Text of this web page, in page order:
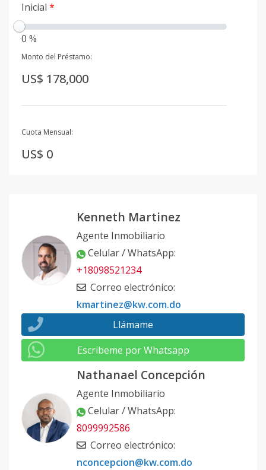
Inicial *
0 %
Monto del Préstamo:
US$ 178,000
Cuota Mensual:
US$ 0
Kenneth Martinez
Agente Inmobiliario
Celular / WhatsApp:
+18098521234
Correo electrónico:
kmartinez@kw.com.do
Llámame
Escribeme por Whatsapp
Nathanael Concepción
Agente Inmobiliario
Celular / WhatsApp:
8099992586
Correo electrónico:
nconcepcion@kw.com.do